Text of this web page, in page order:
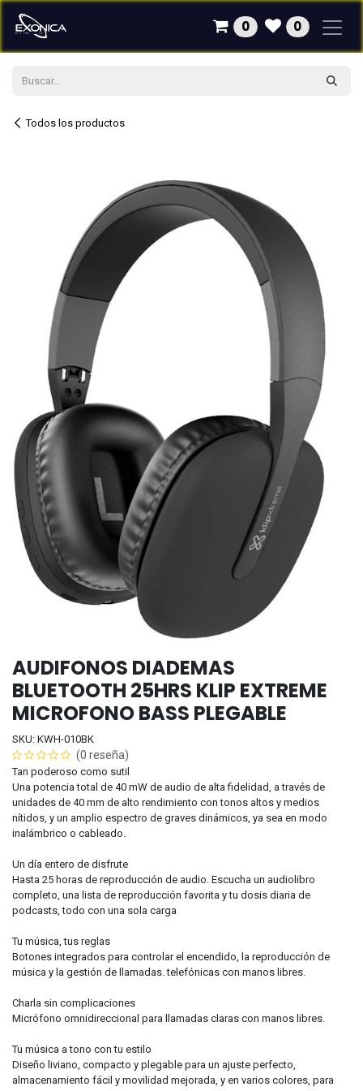
Ir al contenido
0 0
Todos los productos
AUDIFONOS DIADEMAS
BLUETOOTH 25HRS KLIP EXTREME
MICROFONO BASS PLEGABLE
SKU: KWH-010BK
(0 reseña)
Tan poderoso como sutil
Una potencia total de 40 mW de audio de alta fidelidad, a través de
unidades de 40 mm de alto rendimiento con tonos altos y medios
nítidos, y un amplio espectro de graves dinámicos, ya sea en modo
inalámbrico o cableado.
Un día entero de disfrute
Hasta 25 horas de reproducción de audio. Escucha un audiolibro
completo, una lista de reproducción favorita y tu dosis diaria de
podcasts, todo con una sola carga
Tu música, tus reglas
Botones integrados para controlar el encendido, la reproducción de
música y la gestión de llamadas. telefónicas con manos libres.
Charla sin complicaciones
Micrófono omnidireccional para llamadas claras con manos libres.
Tu música a tono con tu estilo
Diseño liviano, compacto y plegable para un ajuste perfecto,
almacenamiento fácil y movilidad mejorada, y en varios colores, para